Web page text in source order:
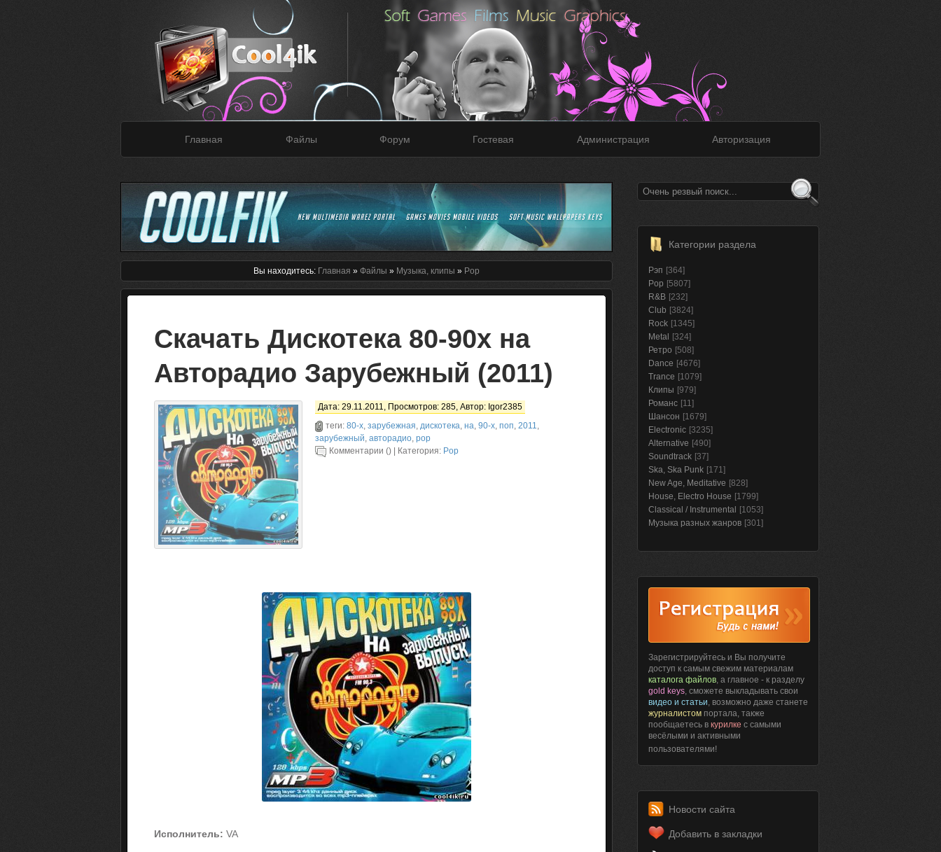
Главная Файлы Форум Гостевая Администрация Авторизация
Вы находитесь: Главная » Файлы » Музыка, клипы » Pop
Скачать Дискотека 80-90х на
Авторадио Зарубежный (2011)
Дата: 29.11.2011, Просмотров: 285, Автор: Igor2385
теги: 80-х, зарубежная, дискотека, на, 90-х, поп, 2011,
зарубежный, авторадио, pop
Комментарии () | Категория: Pop
Исполнитель: VA
Категории раздела
Рэп [364]
Pop [5807]
R&B [232]
Club [3824]
Rock [1345]
Metal
[324]
Ретро [508]
Dance [4676]
Trance [1079]
Клипы [979]
Романс [11]
Шансон [1679]
Electronic [3235]
Alternative [490]
Soundtrack [37]
Ska, Ska Punk [171]
New Age, Meditative [828]
House, Electro House [1799]
Classical / Instrumental
[1053]
Музыка разных жанров [301]
Зарегистрируйтесь и Вы получите
доступ к самым свежим материалам
каталога файлов, а главное - к разделу
gold keys, сможете выкладывать свои
видео и статьи, возможно даже станете
журналистом портала, также
пообщаетесь в курилке с самыми
весёлыми и активными
пользователями!
Новости сайта
Добавить в закладки